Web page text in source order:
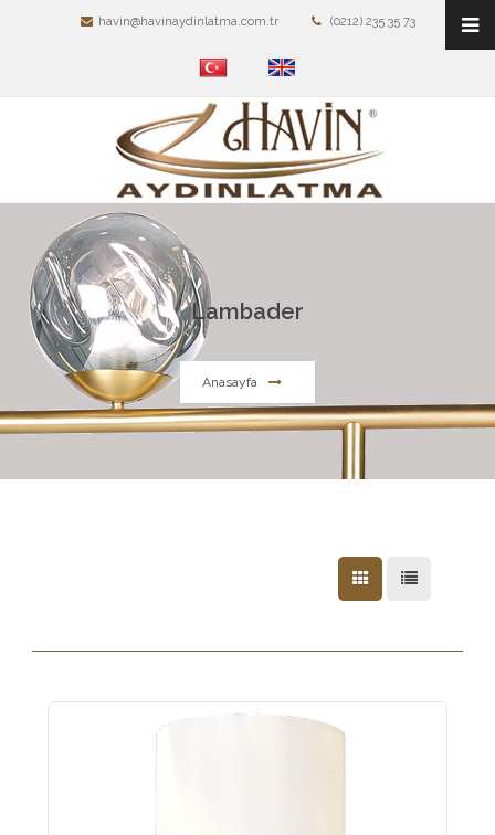
havin@havinaydinlatma.com.tr (0212) 235 35 73
Lambader
Anasayfa